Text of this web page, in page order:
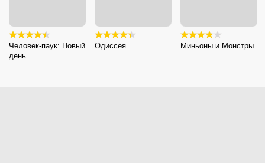
Человек-паук: Новый
день
Одиссея Миньоны и Монстры